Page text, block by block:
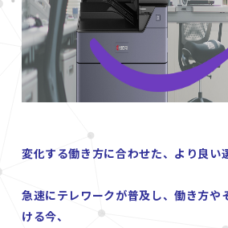
変化する働き方に合わせた、より良い
急速にテレワークが普及し、働き方や
ける今、